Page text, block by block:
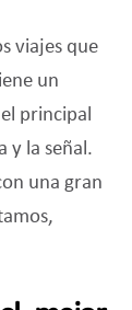
viajes que
un
principal
y la señal.
una gran